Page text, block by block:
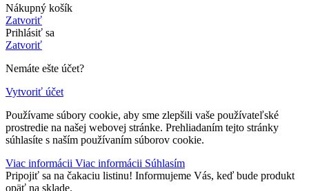
Nákupný košík
Zatvoriť
Prihlásiť sa
Zatvoriť
Nemáte ešte účet?
Vytvoriť účet
Používame súbory cookie, aby sme zlepšili vaše používateľské
prostredie na našej webovej stránke. Prehliadaním tejto stránky
súhlasíte s naším používaním súborov cookie.
Viac informácii Viac informácii Súhlasím
Pripojiť sa na čakaciu listinu! Informujeme Vás, keď bude produkt
opäť na sklade.